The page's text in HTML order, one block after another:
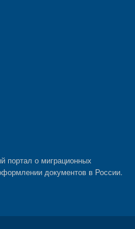
портал о миграционных
документов в России.